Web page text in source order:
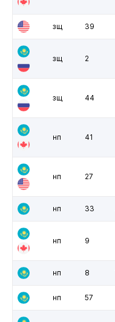
зщ 39
зщ 2
зщ 44
нп 41
нп 27
нп 33
нп 9
нп 8
нп 57